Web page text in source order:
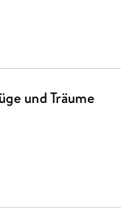
und Träume